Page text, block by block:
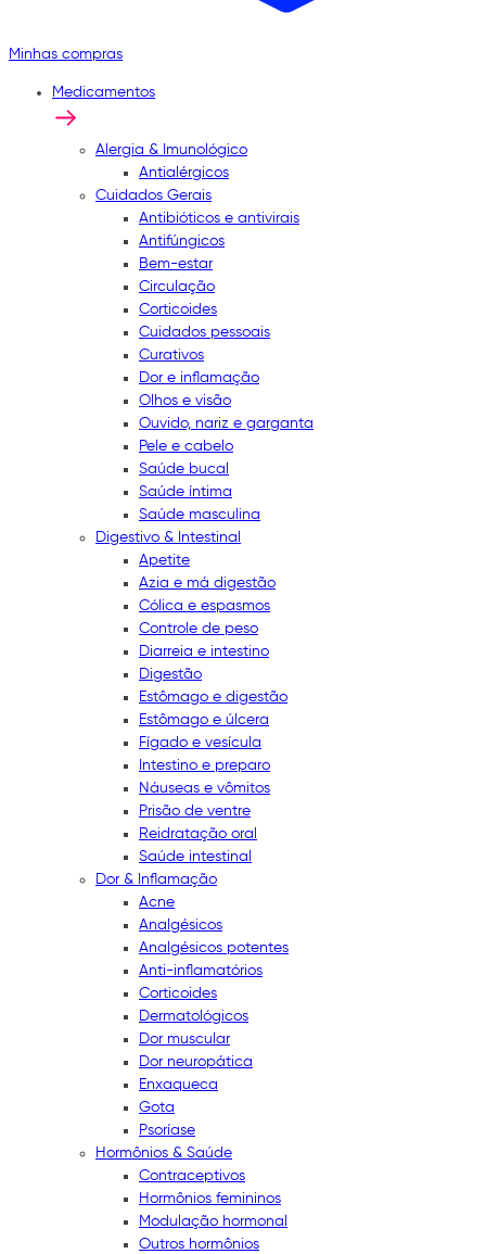
Minhas compras
Medicamentos
Alergia & Imunológico
Antialérgicos
Cuidados Gerais
Antibióticos e antivirais
Antifúngicos
Bem-estar
Circulação
Corticoides
Cuidados pessoais
Curativos
Dor e inflamação
Olhos e visão
Ouvido, nariz e garganta
Pele e cabelo
Saúde bucal
Saúde íntima
Saúde masculina
Digestivo & Intestinal
Apetite
Azia e má digestão
Cólica e espasmos
Controle de peso
Diarreia e intestino
Digestão
Estômago e digestão
Estômago e úlcera
Fígado e vesícula
Intestino e preparo
Náuseas e vômitos
Prisão de ventre
Reidratação oral
Saúde intestinal
Dor & Inflamação
Acne
Analgésicos
Analgésicos potentes
Anti-inflamatórios
Corticoides
Dermatológicos
Dor muscular
Dor neuropática
Enxaqueca
Gota
Psoríase
Hormônios & Saúde
Contraceptivos
Hormônios femininos
Modulação hormonal
Outros hormônios